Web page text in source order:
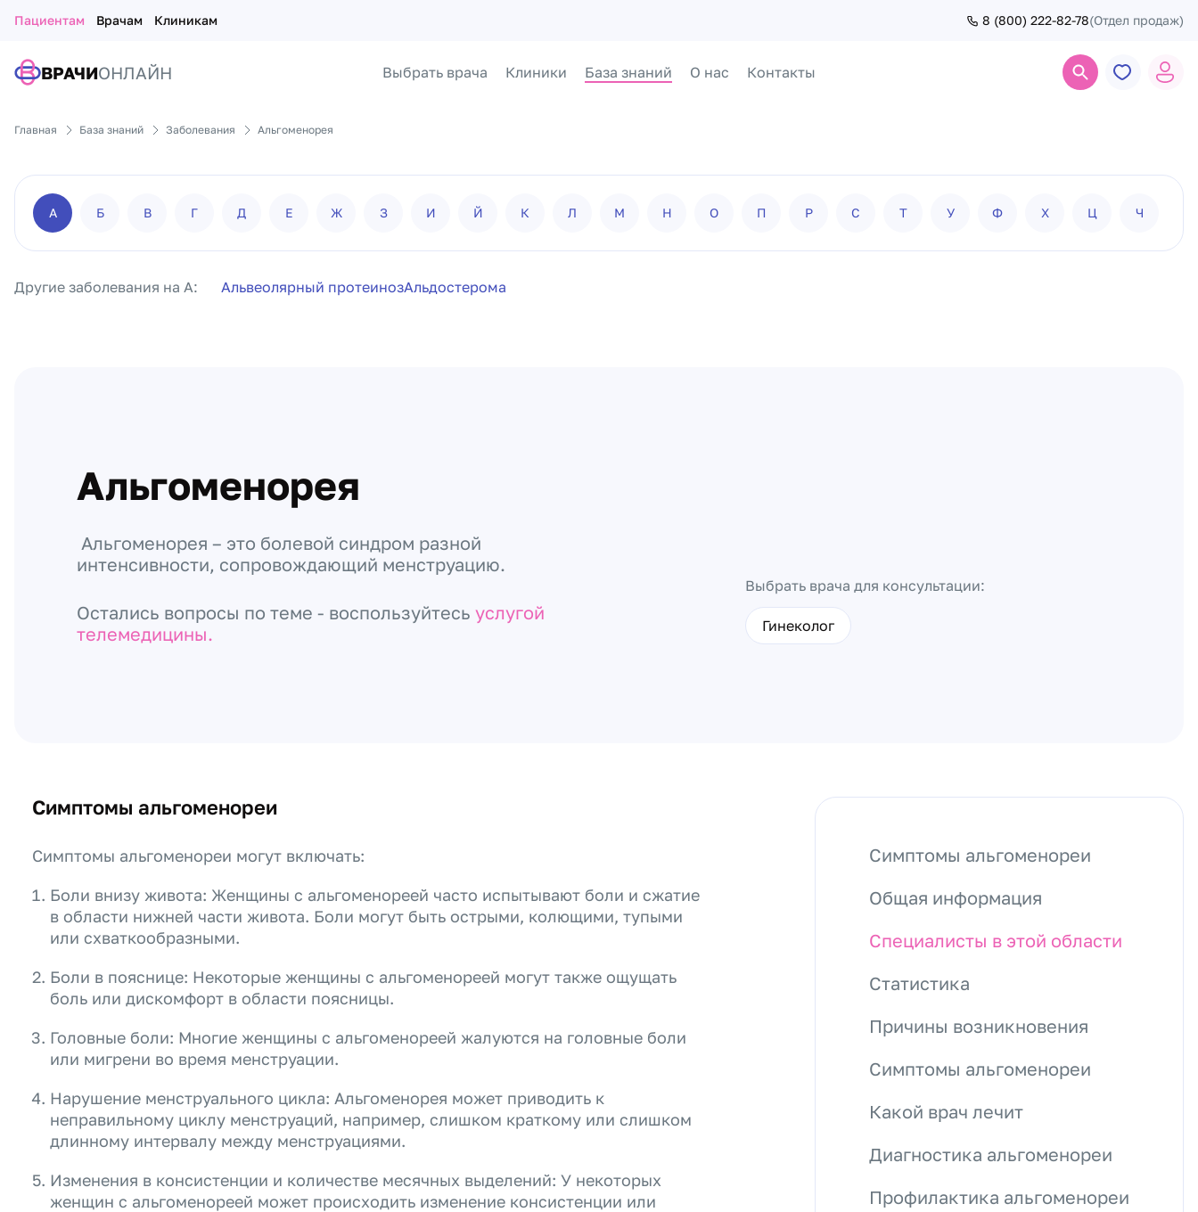
Пациентам Врачам Клиникам 8 (800) 222-82-78(Отдел продаж)
ВРАЧИОНЛАЙН Выбрать врача Клиники База знаний О нас Контакты
Главная База знаний Заболевания Альгоменорея
А Б В Г Д Е Ж З И Й К Л М Н О П Р С Т У Ф Х Ц Ч
Другие заболевания на А: Альвеолярный протеинозАльдостерома
Альгоменорея
Альгоменорея – это болевой синдром разной
интенсивности, сопровождающий менструацию.
Остались вопросы по теме - воспользуйтесь услугой
телемедицины.
Выбрать врача для консультации:
Гинеколог
Симптомы альгоменореи
Симптомы альгоменореи могут включать:
Боли внизу живота: Женщины с альгоменореей часто испытывают боли и сжатие
в области нижней части живота. Боли могут быть острыми, колющими, тупыми
или схваткообразными.
Боли в пояснице: Некоторые женщины с альгоменореей могут также ощущать
боль или дискомфорт в области поясницы.
Головные боли: Многие женщины с альгоменореей жалуются на головные боли
или мигрени во время менструации.
Нарушение менструального цикла: Альгоменорея может приводить к
неправильному циклу менструаций, например, слишком краткому или слишком
длинному интервалу между менструациями.
Изменения в консистенции и количестве месячных выделений: У некоторых
женщин с альгоменореей может происходить изменение консистенции или
Симптомы альгоменореи
Общая информация
Специалисты в этой области
Статистика
Причины возникновения
Симптомы альгоменореи
Какой врач лечит
Диагностика альгоменореи
Профилактика альгоменореи